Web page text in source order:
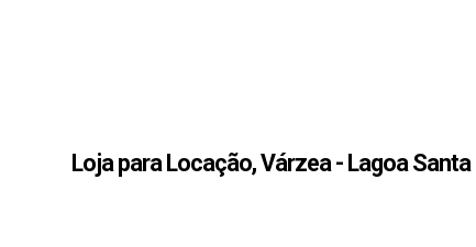
Loja para Locação, Várzea - Lagoa Santa